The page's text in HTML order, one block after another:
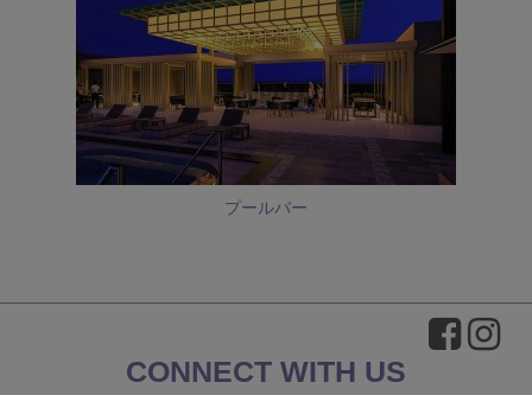
プールバー
CONNECT WITH US